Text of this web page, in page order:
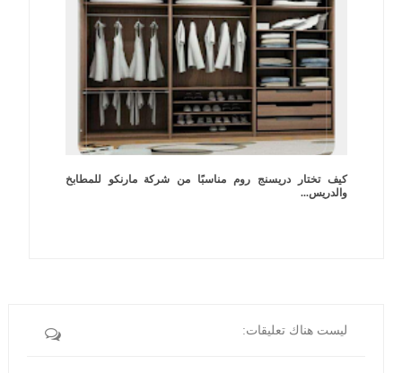
كيف تختار دريسنج روم مناسبًا من شركة مارنكو للمطابخ
والدريس...
ليست هناك تعليقات: